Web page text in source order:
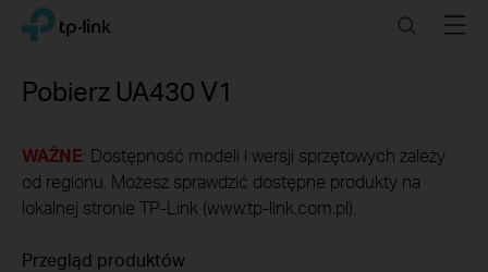
Click
navigation
TP-Link, Reliably Smart SearchMenu
Pobierz UA430 V1
WAŻNE: Dostępność modeli i wersji sprzętowych zależy
od regionu. Możesz sprawdzić dostępne produkty na
lokalnej stronie TP-Link (www.tp-link.com.pl).
Przegląd produktów